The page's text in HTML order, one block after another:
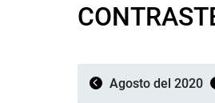
Agosto del 2020